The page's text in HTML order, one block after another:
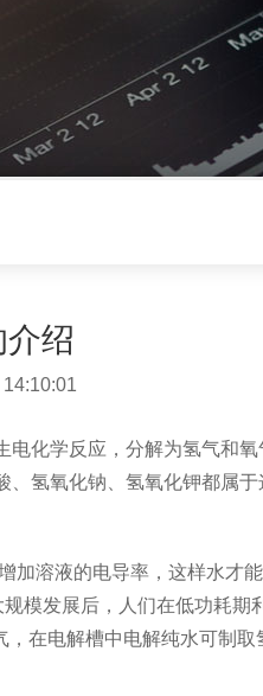
绍
化学反应，分解为氢气和
氢氧化钠、氢氧化钾都属
溶液的电导率，这样水才
模发展后，人们在低功耗
在电解槽中电解纯水可制取